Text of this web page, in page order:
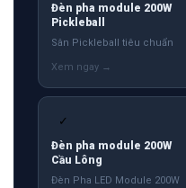
Đèn pha module 200W
Pickleball
Sân Pickleball tiêu chuẩn
✓
Đèn pha module 200W
Cầu Lông
Đèn Pha LED Module 200W